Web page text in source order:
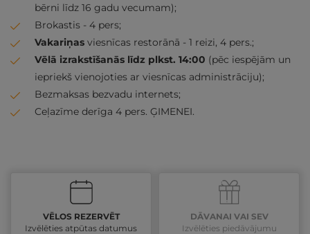
bērni līdz 16 gadu vecumam);
Brokastis - 4 pers;
Vakariņas viesnīcas restorānā - 1 reizi, 4 pers.;
Vēlā izrakstīšanās līdz plkst. 14:00 (pēc iespējām un
iepriekš vienojoties ar viesnīcas administrāciju);
Bezmaksas bezvadu internets;
Ceļazīme derīga 4 pers. ĢIMENEI.
VĒLOS REZERVĒT
Izvēlēties atpūtas datumus
DĀVANAI VAI SEV
Izvēlēties piedāvājumu